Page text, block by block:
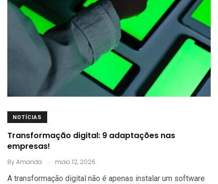
NOTÍCIAS
Transformação digital: 9 adaptações nas
empresas!
ByAmanda . maio 12, 2026
A transformação digital não é apenas instalar um software